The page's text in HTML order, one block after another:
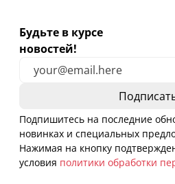
Будьте в курсе
новостей!
Подпишитесь на последние
новинках и специальных
Нажимая на кнопку
условия политики обработки